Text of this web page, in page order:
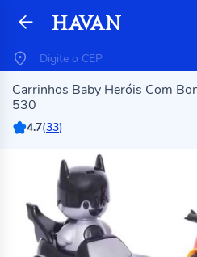
Carrinhos Baby Heróis Com
530
4.7(33)